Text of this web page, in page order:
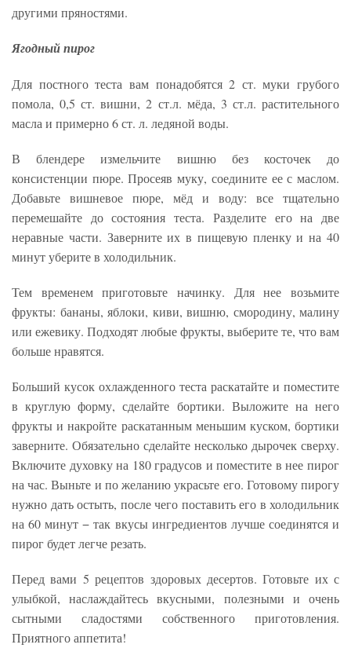
другими пряностями.
Ягодный пирог
Для постного теста вам понадобятся 2 ст. муки грубого
помола, 0,5 ст. вишни, 2 ст.л. мёда, 3 ст.л. растительного
масла и примерно 6 ст. л. ледяной воды.
В блендере измельчите вишню без косточек до
консистенции пюре. Просеяв муку, соедините ее с маслом.
Добавьте вишневое пюре, мёд и воду: все тщательно
перемешайте до состояния теста. Разделите его на две
неравные части. Заверните их в пищевую пленку и на 40
минут уберите в холодильник.
Тем временем приготовьте начинку. Для нее возьмите
фрукты: бананы, яблоки, киви, вишню, смородину, малину
или ежевику. Подходят любые фрукты, выберите те, что вам
больше нравятся.
Больший кусок охлажденного теста раскатайте и поместите
в круглую форму, сделайте бортики. Выложите на него
фрукты и накройте раскатанным меньшим куском, бортики
заверните. Обязательно сделайте несколько дырочек сверху.
Включите духовку на 180 градусов и поместите в нее пирог
на час. Выньте и по желанию украсьте его. Готовому пирогу
нужно дать остыть, после чего поставить его в холодильник
на 60 минут − так вкусы ингредиентов лучше соединятся и
пирог будет легче резать.
Перед вами 5 рецептов здоровых десертов. Готовьте их с
улыбкой, наслаждайтесь вкусными, полезными и очень
сытными сладостями собственного приготовления.
Приятного аппетита!